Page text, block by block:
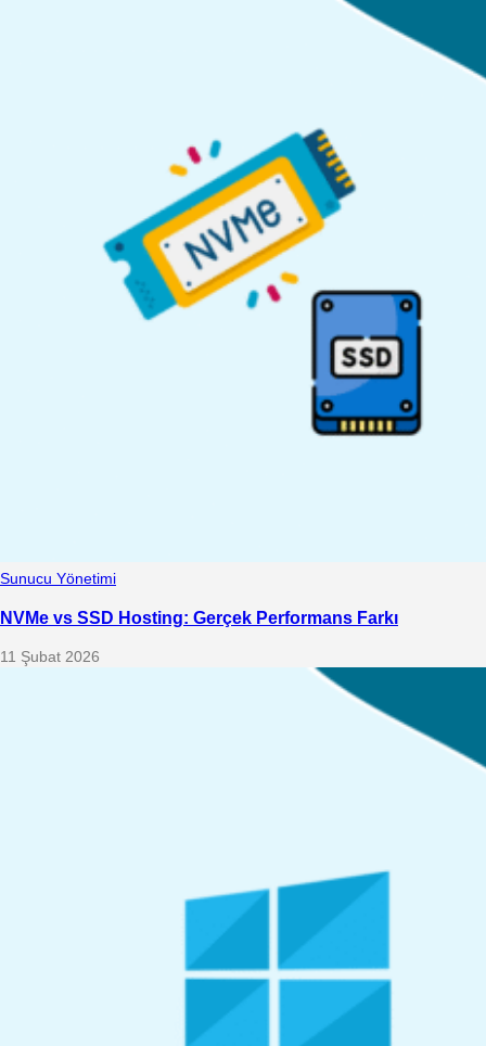
Sunucu Yönetimi
NVMe vs SSD Hosting: Gerçek Performans Farkı
11 Şubat 2026